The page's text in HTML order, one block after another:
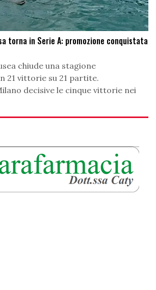
torna in Serie A: promozione conquistata
chiude una stagione
21 vittorie su 21 partite.
decisive le cinque vittorie nei